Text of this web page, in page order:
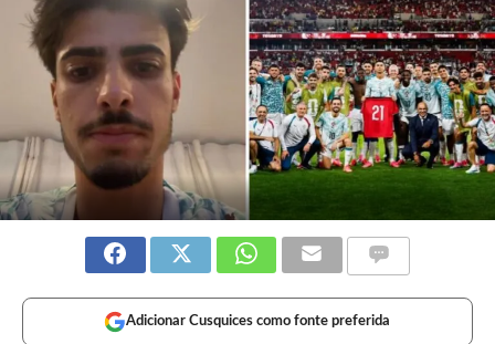
Adicionar Cusquices como fonte preferida